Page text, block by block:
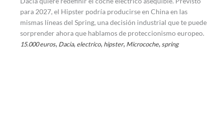
para 2027, el Hipster podría producirse en China en las
mismas líneas del Spring, una decisión industrial que te puede
sorprender ahora que hablamos de proteccionismo europeo.
15.000 euros, Dacia, electrico, hipster, Microcoche, spring